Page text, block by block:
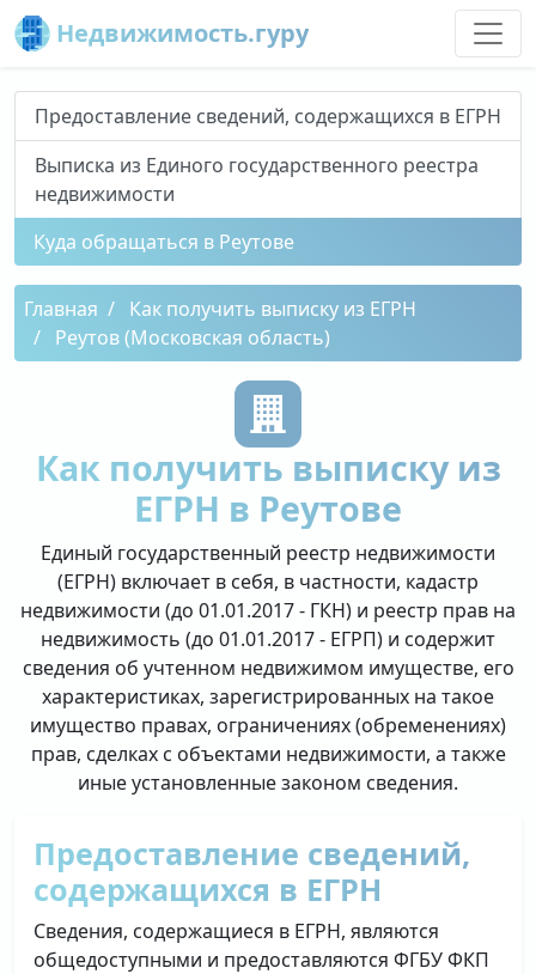
Недвижимость.гуру
Предоставление сведений, содержащихся в ЕГРН
Выписка из Единого государственного реестра
недвижимости
Куда обращаться в Реутове
Главная
Как получить выписку из ЕГРН
Реутов (Московская область)
Как получить выписку из
ЕГРН в Реутове
Единый государственный реестр недвижимости
(ЕГРН) включает в себя, в частности, кадастр
недвижимости (до 01.01.2017 - ГКН) и реестр прав на
недвижимость (до 01.01.2017 - ЕГРП) и содержит
сведения об учтенном недвижимом имуществе, его
характеристиках, зарегистрированных на такое
имущество правах, ограничениях (обременениях)
прав, сделках с объектами недвижимости, а также
иные установленные законом сведения.
Предоставление сведений,
содержащихся в ЕГРН
Сведения, содержащиеся в ЕГРН, являются
общедоступными и предоставляются ФГБУ ФКП